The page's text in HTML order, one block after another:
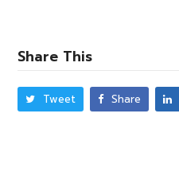
Share This
Tweet Share